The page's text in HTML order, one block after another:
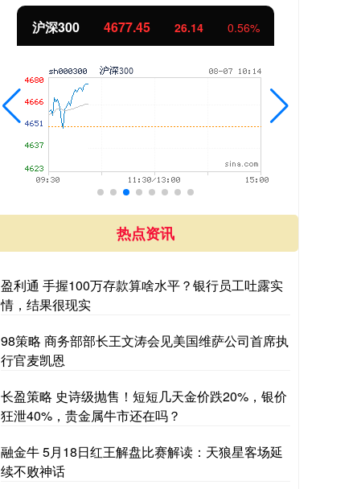
沪深300 4677.45 26.14 0.56%
热点资讯
盈利通 手握100万存款算啥水平？银行员工吐露实
情，结果很现实
98策略 商务部部长王文涛会见美国维萨公司首席执
行官麦凯恩
长盈策略 史诗级抛售！短短几天金价跌20%，银价
狂泄40%，贵金属牛市还在吗？
融金牛 5月18日红王解盘比赛解读：天狼星客场延
续不败神话